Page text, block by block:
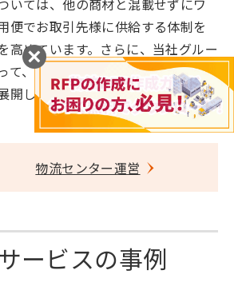
いては、他の商材と混載せずにワ
便でお取引先様に供給する体制を
高めています。さらに、当社グルー
て、お取引先様から空容器を回収す
開しています。
物流センター運営
ービスの事例